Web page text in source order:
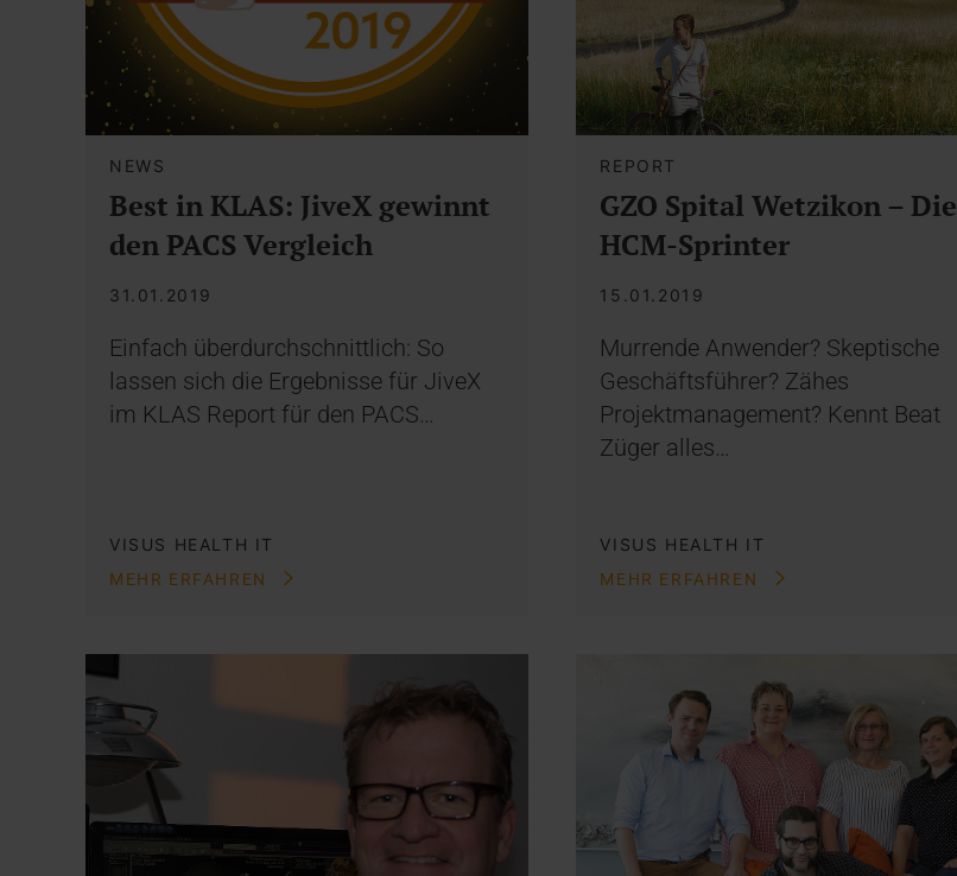
NEWS
Best in KLAS: JiveX gewinnt
den PACS Vergleich
31.01.2019
Einfach überdurchschnittlich: So
lassen sich die Ergebnisse für JiveX
im KLAS Report für den PACS…
VISUS HEALTH IT
MEHR ERFAHREN
REPORT
GZO Spital Wetzikon – Die
HCM-Sprinter
15.01.2019
Murrende Anwender? Skeptische
Geschäftsführer? Zähes
Projektmanagement? Kennt Beat
Züger alles…
VISUS HEALTH IT
MEHR ERFAHREN